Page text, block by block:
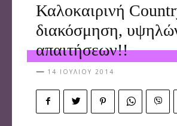
Καλοκαιρινή
διακόσμηση,
απαιτήσεων!!
14 ΙΟΥΛΊΟΥ 2014